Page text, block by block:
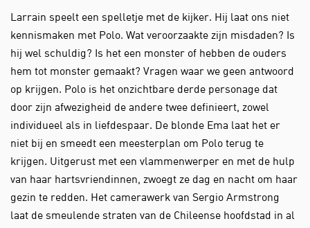
Larrain speelt een spelletje met de kijker. Hij laat ons niet
kennismaken met Polo. Wat veroorzaakte zijn misdaden? Is
hij wel schuldig? Is het een monster of hebben de ouders
hem tot monster gemaakt? Vragen waar we geen antwoord
op krijgen. Polo is het onzichtbare derde personage dat
door zijn afwezigheid de andere twee definieert, zowel
individueel als in liefdespaar. De blonde Ema laat het er
niet bij en smeedt een meesterplan om Polo terug te
krijgen. Uitgerust met een vlammenwerper en met de hulp
van haar hartsvriendinnen, zwoegt ze dag en nacht om haar
gezin te redden. Het camerawerk van Sergio Armstrong
laat de smeulende straten van de Chileense hoofdstad in al